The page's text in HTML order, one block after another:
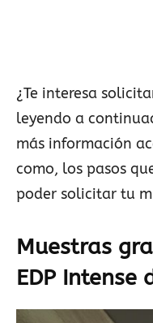
¿Te interesa
leyendo a
más información
como, los pasos
poder solicitar tu
Muestras
EDP Intense